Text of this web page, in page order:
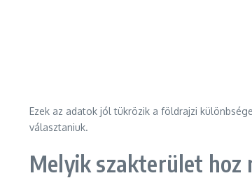
Ezek az adatok jól tükrözik a földrajzi
választaniuk.
Melyik szakterület hoz